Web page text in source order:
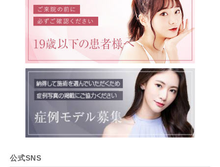
公式SNS